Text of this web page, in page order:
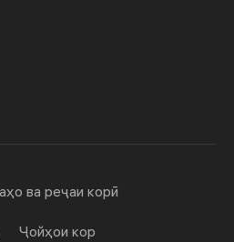
ва реҷаи корӣ
Ҷойҳои кор